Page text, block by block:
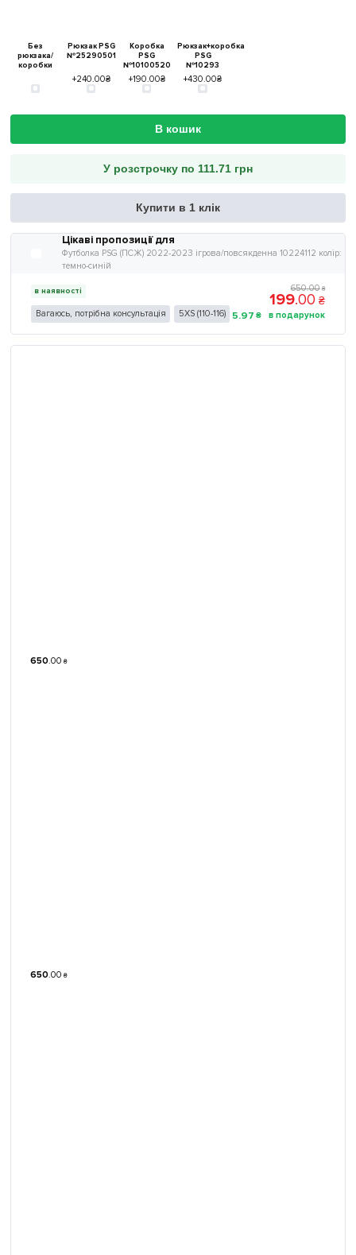
Без
рюкзака/
коробки
Рюкзак PSG
№25290501
+240.00₴
Коробка
PSG
№10100520
+190.00₴
Рюкзак+коробка
PSG
№10293
+430.00₴
В кошик
У розстрочку по 111.71 грн
Купити в 1 клік
Цікаві пропозиції для
Футболка PSG (ПСЖ) 2022-2023 ігрова/повсякденна 10224112 колiр:
темно-синій
в наявності
Вагаюсь, потрібна консультація 5XS (110-116)
650.00 ₴
199.00 ₴
5.97 ₴
650.00 ₴
650.00 ₴